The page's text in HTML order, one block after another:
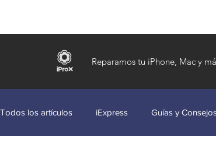
Reparamos tu iPhone, Mac y
Todos los artículos iExpress Guías y